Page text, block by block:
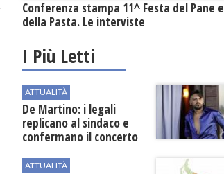
Conferenza stampa 11^ Festa del Pane e
della Pasta. Le interviste
I Più Letti
ATTUALITÀ
De Martino: i legali
replicano al sindaco e
confermano il concerto
ATTUALITÀ